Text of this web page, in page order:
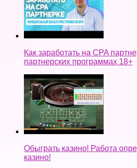
Как заработать на CPA
партнерских программах 18+
Обыграть казино! Работа
казино!